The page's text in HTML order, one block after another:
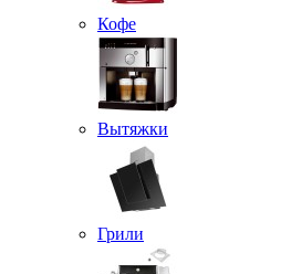
Кофе
Вытяжки
Грили